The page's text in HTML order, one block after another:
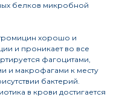
белков микробной
хорошо и
и проникает во все
фагоцитами,
и макрофагами к месту
бактерий.
в крови достигается